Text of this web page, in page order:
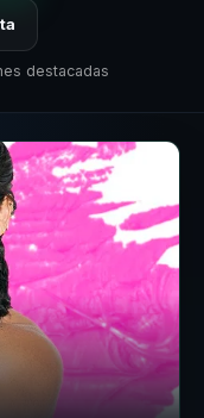
destacadas